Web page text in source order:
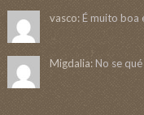
vasco:É muito boa
Migdalia:No se